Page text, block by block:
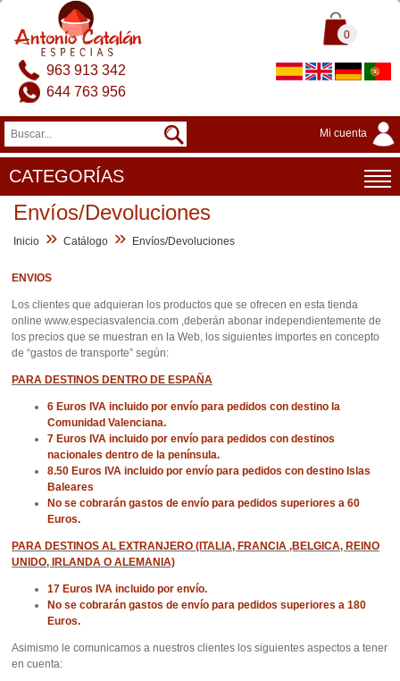
0
963 913 342
644 763 956
Mi cuenta
CATEGORÍAS
Envíos/Devoluciones
Inicio » Catálogo » Envíos/Devoluciones
ENVIOS
Los clientes que adquieran los productos que se ofrecen en esta tienda
online www.especiasvalencia.com ,deberán abonar independientemente de
los precios que se muestran en la Web, los siguientes importes en concepto
de “gastos de transporte” según:
PARA DESTINOS DENTRO DE ESPAÑA
6 Euros IVA incluido por envío para pedidos con destino la
Comunidad Valenciana.
7 Euros IVA incluido por envío para pedidos con destinos
nacionales dentro de la península.
8.50 Euros IVA incluido por envío para pedidos con destino Islas
Baleares
No se cobrarán gastos de envío para pedidos superiores a 60
Euros.
PARA DESTINOS AL EXTRANJERO (ITALIA, FRANCIA ,BELGICA, REINO
UNIDO, IRLANDA O ALEMANIA)
17 Euros IVA incluido por envío.
No se cobrarán gastos de envío para pedidos superiores a 180
Euros.
Asimismo le comunicamos a nuestros clientes los siguientes aspectos a tener
en cuenta: